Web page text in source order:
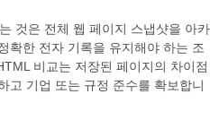
것은 전체 웹 페이지 스냅샷을 아카
확한 전자 기록을 유지해야 하는 조
비교는 저장된 페이지의 차이점
고 기업 또는 규정 준수를 확보합니